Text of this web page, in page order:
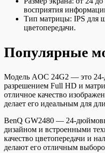
восприятия
Тип матрицы: IPS для
цветопередачи.
Популярные
Модель AOC 24G2 — это
разрешением Full HD и
отличное качество
делает его идеальным для
BenQ GW2480 — 24-
дизайном и встроенными
качество цветопередачи и
делают его отличным